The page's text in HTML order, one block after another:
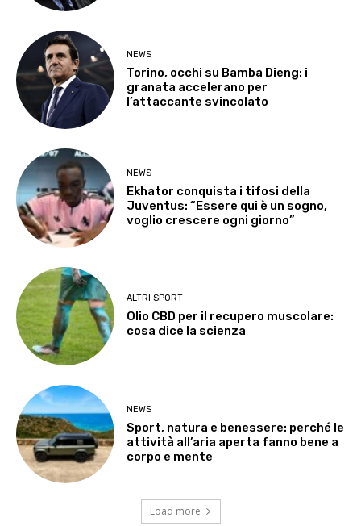
NEWS
Torino, occhi su Bamba Dieng: i
granata accelerano per
l’attaccante svincolato
NEWS
Ekhator conquista i tifosi della
Juventus: “Essere qui è un sogno,
voglio crescere ogni giorno”
ALTRI SPORT
Olio CBD per il recupero muscolare:
cosa dice la scienza
NEWS
Sport, natura e benessere: perché le
attività all’aria aperta fanno bene a
corpo e mente
Load more